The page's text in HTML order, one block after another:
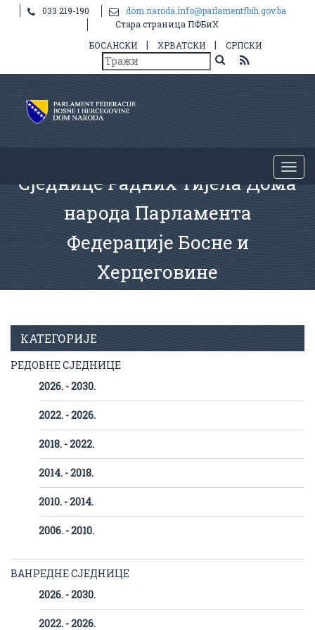
033 219-190
dom.naroda.info@parlamentfbih.gov.ba
Стара страница ПФБиХ
БОСАНСКИ
| ХРВАТСКИ | СРПСКИ
Сједнице Радних тијела Дома
народа Парламента
Федерације Босне и
Херцеговине
КАТЕГОРИЈЕ
РЕДОВНЕ СЈЕДНИЦЕ
2026. - 2030.
2022. - 2026.
2018. - 2022.
2014. - 2018.
2010. - 2014.
2006. - 2010.
ВАНРЕДНЕ СЈЕДНИЦЕ
2026. - 2030.
2022. - 2026.